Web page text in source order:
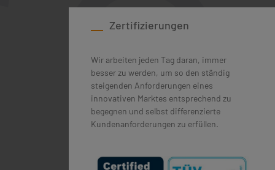
Zertifizierungen
Wir arbeiten jeden Tag daran, immer
besser zu werden, um so den ständig
steigenden Anforderungen eines
innovativen Marktes entsprechend zu
begegnen und selbst differenzierte
Kundenanforderungen zu erfüllen.